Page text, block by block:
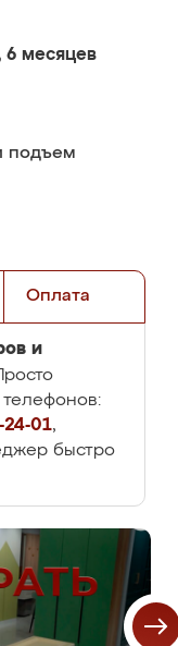
6 месяцев
подъем
Оплата
и
24-01,
быстро